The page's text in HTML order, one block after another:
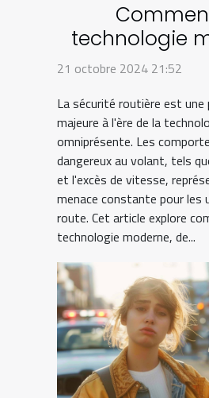
technologie
peut aider à
dangereux
21 octobre 2024 21:52
La sécurité routière est une
majeure à l'ère de la
omniprésente. Les
dangereux au volant, tels
et l'excès de vitesse,
menace constante pour les
route. Cet article explore
technologie moderne, de...